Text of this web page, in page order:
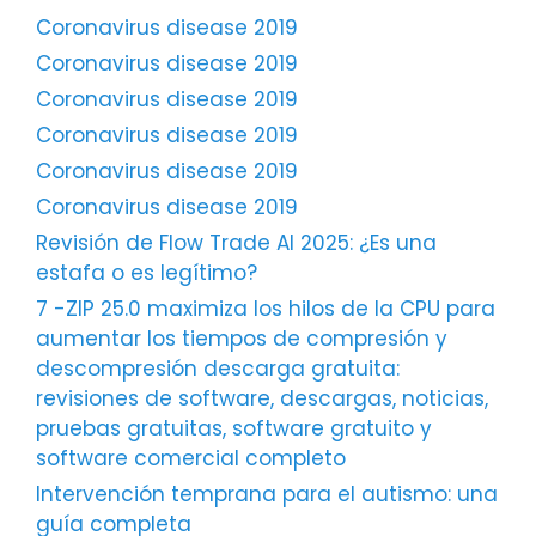
Coronavirus disease 2019
Coronavirus disease 2019
Coronavirus disease 2019
Coronavirus disease 2019
Coronavirus disease 2019
Coronavirus disease 2019
Revisión de Flow Trade AI 2025: ¿Es una
estafa o es legítimo?
7 -ZIP 25.0 maximiza los hilos de la CPU para
aumentar los tiempos de compresión y
descompresión descarga gratuita:
revisiones de software, descargas, noticias,
pruebas gratuitas, software gratuito y
software comercial completo
Intervención temprana para el autismo: una
guía completa